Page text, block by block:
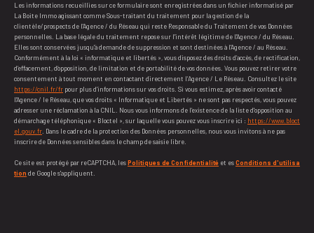
Les informations recueillies sur ce formulaire sont enregistrées dans un fichier informatisé par
La Boite Immo agissant comme Sous-traitant du traitement pour la gestion de la
clientèle/prospects de l'Agence / du Réseau qui reste Responsable du Traitement de vos Données
personnelles. La base légale du traitement repose sur l'intérêt légitime de l'Agence / du Réseau.
Elles sont conservées jusqu'à demande de suppression et sont destinées à l'Agence / au Réseau.
Conformément à la loi « informatique et libertés », vous disposez des droits d’accès, de rectification,
d’effacement, d’opposition, de limitation et de portabilité de vos données. Vous pouvez retirer votre
consentement à tout moment en contactant directement l’Agence / Le Réseau. Consultez le site
https://cnil.fr/fr pour plus d’informations sur vos droits. Si vous estimez, après avoir contacté
l'Agence / le Réseau, que vos droits « Informatique et Libertés » ne sont pas respectés, vous pouvez
adresser une réclamation à la CNIL. Nous vous informons de l’existence de la liste d'opposition au
démarchage téléphonique « Bloctel », sur laquelle vous pouvez vous inscrire ici : https://www.bloct
el.gouv.fr . Dans le cadre de la protection des Données personnelles, nous vous invitons à ne pas
inscrire de Données sensibles dans le champ de saisie libre.
Ce site est protégé par reCAPTCHA, lesPolitiques de Confidentialité et esConditions d'utilisa
tion de Google s'appliquent.